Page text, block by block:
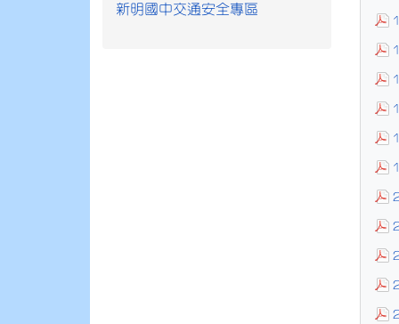
新明國中交通安全專區